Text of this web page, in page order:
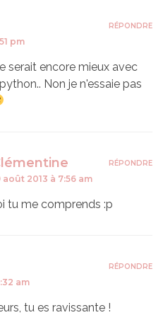
pm
serait encore mieux avec
Non je n'essaie pas
RÉPONDRE
août 2013 à 7:56 am
tu me comprends :p
RÉPONDRE
am
tu es ravissante !
RÉPONDRE